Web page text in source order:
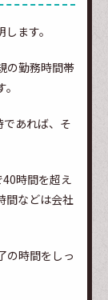
ます。
の勤務時間帯
あれば、そ
時間を超え
間などは会社
の時間をしっ